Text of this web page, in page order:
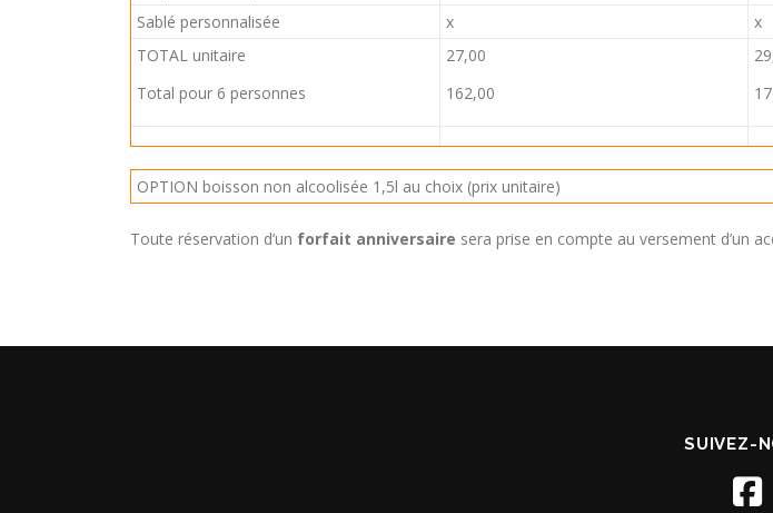
Sablé personnalisée
x x
TOTAL unitaire
Total pour 6 personnes
27,00
162,00
OPTION boisson non alcoolisée 1,5l au choix (prix unitaire)
Toute réservation d’un forfait anniversaire sera prise en compte au versement d’un
SUIVEZ-